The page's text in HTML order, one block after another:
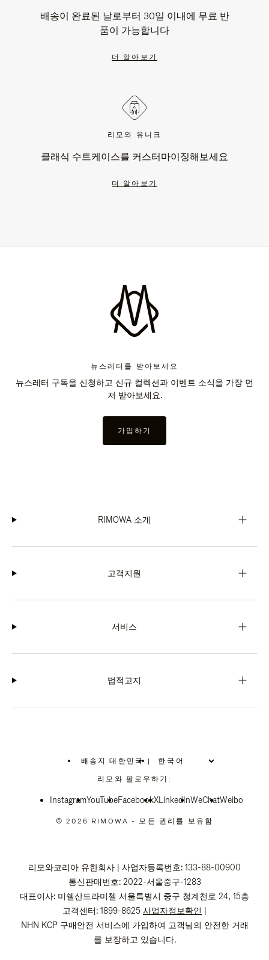
배송이 완료된 날로부터 30일 이내에 무료 반
품이 가능합니다
더 알아보기
리모와 유니크
클래식 수트케이스를 커스터마이징해보세요
더 알아보기
뉴스레터를 받아보세요
뉴스레터 구독을 신청하고 신규 컬렉션과 이벤트 소식을 가장 먼
저 받아보세요.
가입하기
RIMOWA 소개
고객지원
서비스
법적고지
배송지 대한민국
위
치
선
십
|
리모와 팔로우하기:
InstagramYouTubeFacebookXLinkedInWeChatWeibo
© 2026 RIMOWA - 모든 권리를 보유함
리모와코리아 유한회사 | 사업자등록번호: 133-88-00900
통신판매번호: 2022-서울중구-1283
대표이사: 미쉘산드라미첼 서울특별시 중구 청계천로 24, 15층
고객센터: 1899-8625 사업자정보확인 |
NHN KCP 구매안전 서비스에 가입하여 고객님의 안전한 거래
를 보장하고 있습니다.